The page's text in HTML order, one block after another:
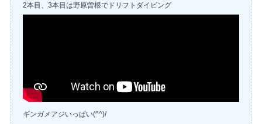
2本目、3本目は野原曽根でドリフトダイビング
ギンガメアジいっぱい(^^)/